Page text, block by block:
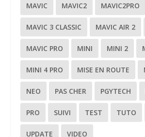
MAVIC MAVIC2 MAVIC2PRO
MAVIC 3 CLASSIC MAVIC AIR 2
MAVIC PRO MINI MINI 2
MINI 4 PRO MISE EN ROUTE
NEO PAS CHER PGYTECH
PRO SUIVI TEST TUTO
UPDATE VIDEO